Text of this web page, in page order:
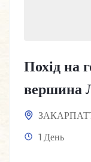
Похід на
вершина
1 День